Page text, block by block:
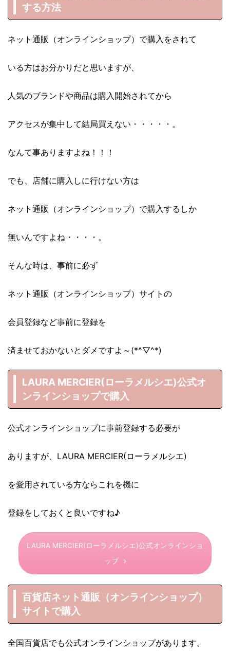
する方法
ネット通販（オンラインショップ）で購入をされて
いる方はお分かりだと思いますが、
人気のブランドや商品は購入開始されてから
アクセスが集中して結局買えない・・・・・。
なんて事ありますよね！！！
でも、店舗に購入しに行けない方は
ネット通販（オンラインショップ）で購入するしか
無いんですよね・・・・。
そんな時は、事前に必ず
ネット通販（オンラインショップ）サイトの
会員登録など事前に登録を
済ませておかないとダメですよ～(*^▽^*)
LAURA MERCIER(ローラメルシエ)公式オ
ンラインショップで購入
公式オンラインショップに事前登録する必要が
ありますが、LAURA MERCIER(ローラメルシエ)
を愛用されている方ならこれを機に
登録をしておくと良いですね♪
LAURA MERCIER(ローラメルシエ)公式オンラインショ
ップ
百貨店ネット通販（オンラインショップ）
サイトで購入
全国百貨店でも公式オンラインショップがあります。